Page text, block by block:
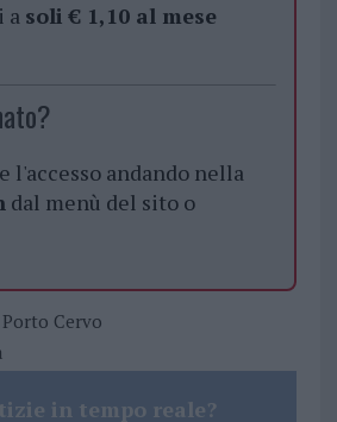
a soli € 1,10 al mese
l'accesso andando nella
dal menù del sito o
Cervo
in tempo reale?